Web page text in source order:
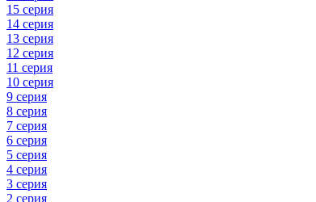
15 серия
14 серия
13 серия
12 серия
11 серия
10 серия
9 серия
8 серия
7 серия
6 серия
5 серия
4 серия
3 серия
2 серия